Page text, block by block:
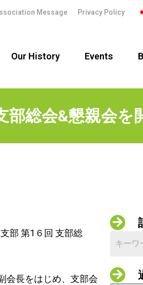
Message Privacy Policy
Our History Events
部総会&懇親会を
部 第1６回 支部総
会長をはじめ、支部会